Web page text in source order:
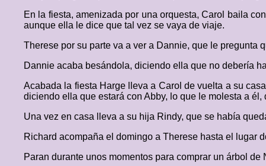
En la fiesta, amenizada por una orquesta, Carol baila
aunque ella le dice que tal vez se vaya de viaje.
Therese por su parte va a ver a Dannie, que le pregunta
Dannie acaba besándola, diciendo ella que no debería
Acabada la fiesta Harge lleva a Carol de vuelta a su
diciendo ella que estará con Abby, lo que le molesta a
Una vez en casa lleva a su hija Rindy, que se había
Richard acompaña el domingo a Therese hasta el lugar
Paran durante unos momentos para comprar un árbol